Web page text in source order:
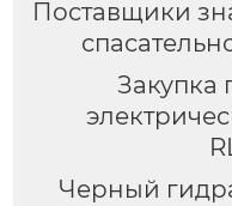
Поставщики
Закупка
Черный